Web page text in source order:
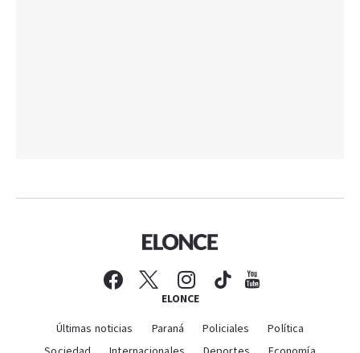
ELONCE
Últimas noticias Paraná Policiales
Política